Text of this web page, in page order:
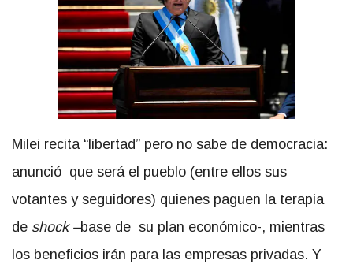
Milei recita “libertad” pero no sabe de democracia:
anunció que será el pueblo (entre ellos sus
votantes y seguidores) quienes paguen la terapia
de shock–base de su plan económico-, mientras
los beneficios irán para las empresas privadas. Y